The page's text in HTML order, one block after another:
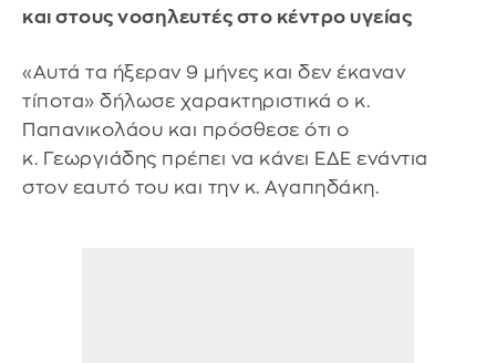
και στους νοσηλευτές στο κέντρο υγείας
«Αυτά τα ήξεραν 9 μήνες και δεν έκαναν
τίποτα» δήλωσε χαρακτηριστικά ο κ.
Παπανικολάου και πρόσθεσε ότι ο
κ. Γεωργιάδης πρέπει να κάνει ΕΔΕ ενάντια
στον εαυτό του και την κ. Αγαπηδάκη.